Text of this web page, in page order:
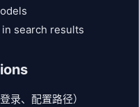
search results
录、配置路径）